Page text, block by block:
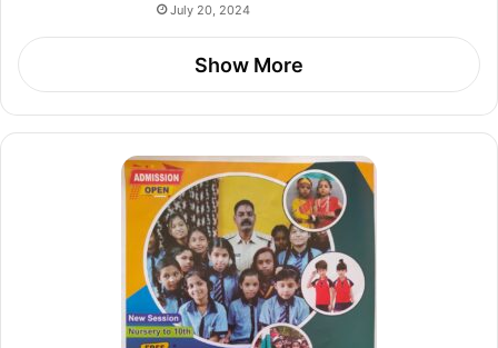
July 20, 2024
Show More